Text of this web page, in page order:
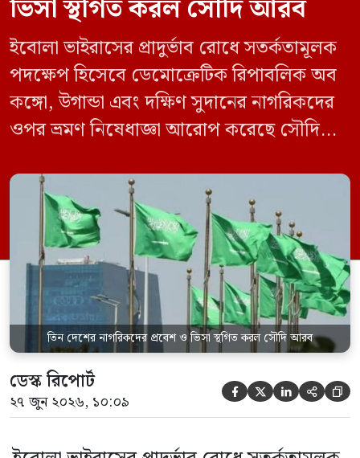
ভিসা স্থগিত করল সৌদি আরব
ইবোলা ভাইরাসের প্রাদুর্ভাব রোধে সতর্কতামূলক
পদক্ষেপ হিসেবে ডেমোক্রেটিক রিপাবলিক অব
কঙ্গো, উগান্ডা এবং দক্ষিণ সুদানের নাগরিকদের
ওপর ভ্রমণ নিষেধাজ্ঞা আরোপ করেছে সৌদি
যেকোনো ভ্রমণকারীর জন্য ভিসা ইস্যু এবং
সৌদিতে প্রবেশ সাময়িকভাবে স্থগিত করা
হয়েছে। সৌদি প্রেস এজেন্সি (এসপিএ)
জানিয়েছে, এই নিষেধাজ্ঞা শুধুমাত্র সরাসরি ওই
তিন দেশ থেকে […]
তিন দেশের নাগরিকদের প্রবেশ ও ভিসা স্থগিত করল সৌদি আরব
ডেস্ক রিপোর্ট
২৭ জুন ২০২৬, ১০:০৯     